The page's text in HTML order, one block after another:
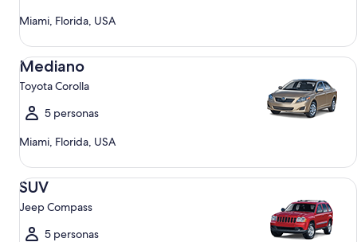
Miami, Florida, USA
Mediano
Toyota Corolla
5 personas
Miami, Florida, USA
Mediano Toyota Corolla
SUV
Jeep Compass
5 personas
SUV Jeep Compass